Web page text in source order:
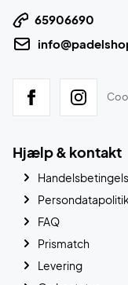
65906690
Hjælp & kontakt
Persondatapolitik
FAQ
Prismatch
Levering